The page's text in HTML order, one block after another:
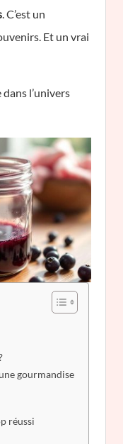
. C’est un
Et un vrai
l’univers
gourmandise
réussi